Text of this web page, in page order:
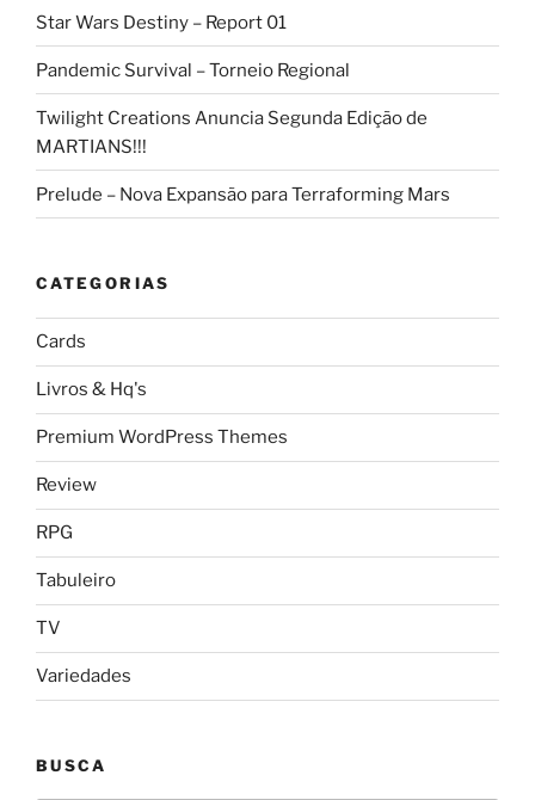
Star Wars Destiny – Report 01
Pandemic Survival – Torneio Regional
Twilight Creations Anuncia Segunda Edição de
MARTIANS!!!
Prelude – Nova Expansão para Terraforming Mars
CATEGORIAS
Cards
Livros & Hq's
Premium WordPress Themes
Review
RPG
Tabuleiro
TV
Variedades
BUSCA